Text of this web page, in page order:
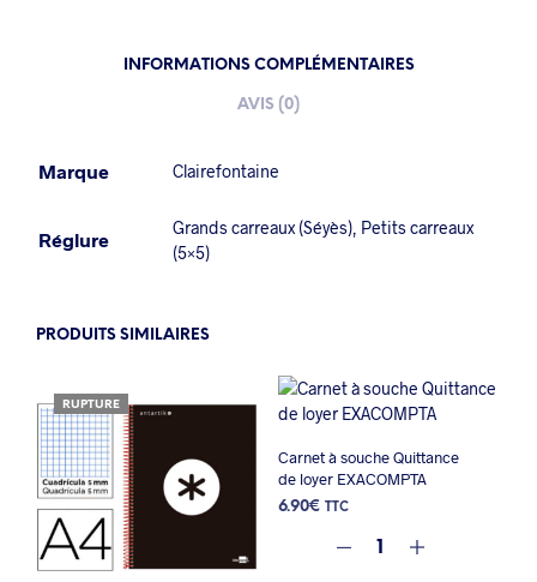
INFORMATIONS COMPLÉMENTAIRES
AVIS (0)
Marque Clairefontaine
Réglure
Grands carreaux (Séyès), Petits carreaux
(5×5)
PRODUITS SIMILAIRES
RUPTURE
Carnet à souche Quittance
de loyer EXACOMPTA
6.90€ TTC